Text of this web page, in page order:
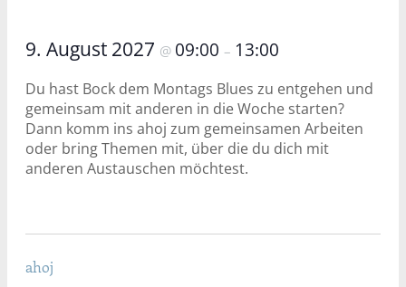
9. August 2027 @ 09:00 – 13:00
Du hast Bock dem Montags Blues zu entgehen und
gemeinsam mit anderen in die Woche starten?
Dann komm ins ahoj zum gemeinsamen Arbeiten
oder bring Themen mit, über die du dich mit
anderen Austauschen möchtest.
ahoj